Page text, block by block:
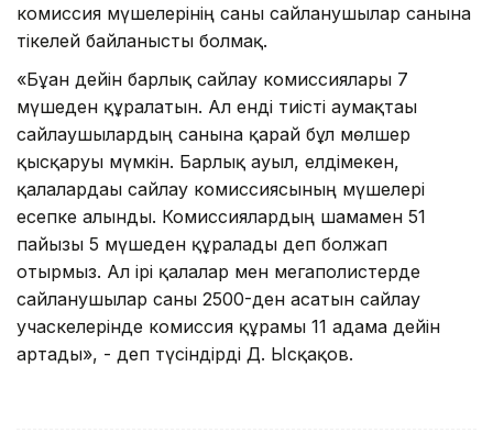
комиссия мүшелерінің саны сайланушылар санына
тікелей байланысты болмақ.
«Бұған дейін барлық сайлау комиссиялары 7
мүшеден құралатын. Ал енді тиісті аумақтағы
сайлаушылардың санына қарай бұл мөлшер
қысқаруы мүмкін. Барлық ауыл, елдімекен,
қалалардағы сайлау комиссиясының мүшелері
есепке алынды. Комиссиялардың шамамен 51
пайызы 5 мүшеден құралады деп болжап
отырмыз. Ал ірі қалалар мен мегаполистерде
сайланушылар саны 2500-ден асатын сайлау
учаскелерінде комиссия құрамы 11 адамға дейін
артады», - деп түсіндірді Д. Ысқақов.